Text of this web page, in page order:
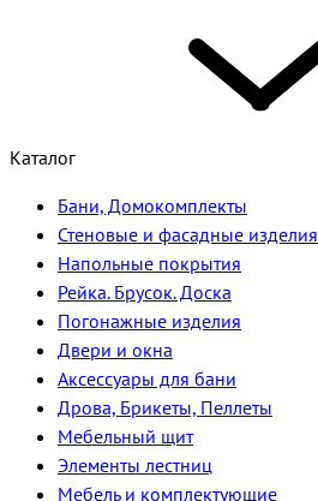
Каталог
Бани, Домокомплекты
Стеновые и фасадные изделия
Напольные покрытия
Рейка. Брусок. Доска
Погонажные изделия
Двери и окна
Аксессуары для бани
Дрова, Брикеты, Пеллеты
Мебельный щит
Элементы лестниц
Мебель и комплектующие